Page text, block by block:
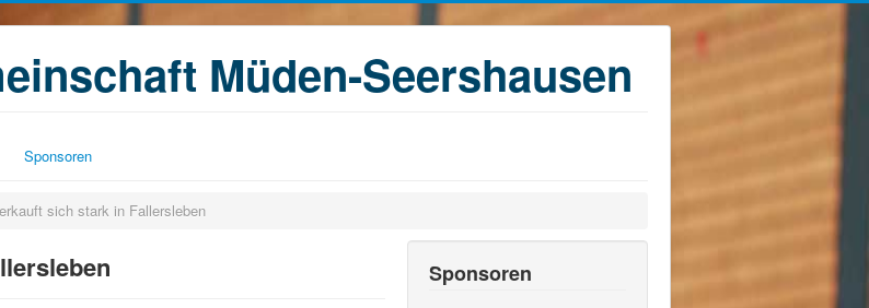
Müden-Seershausen
Sponsoren
sich stark in Fallersleben
Sponsoren